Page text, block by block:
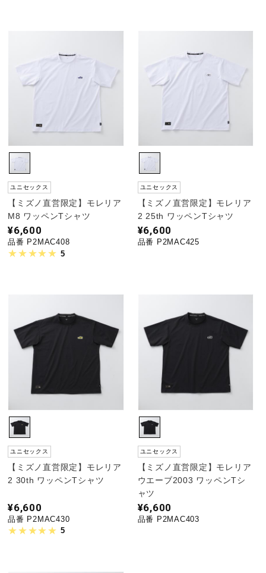
ユニセックス
【ミズノ直営限定】モレリア
M8 ワッペンTシャツ
¥6,600
品番 P2MAC408
5
ユニセックス
【ミズノ直営限定】モレリア
2 25th ワッペンTシャツ
¥6,600
品番 P2MAC425
ユニセックス
【ミズノ直営限定】モレリア
2 30th ワッペンTシャツ
¥6,600
品番 P2MAC430
5
ユニセックス
【ミズノ直営限定】モレリア
ウエーブ2003 ワッペンTシ
ャツ
¥6,600
品番 P2MAC403